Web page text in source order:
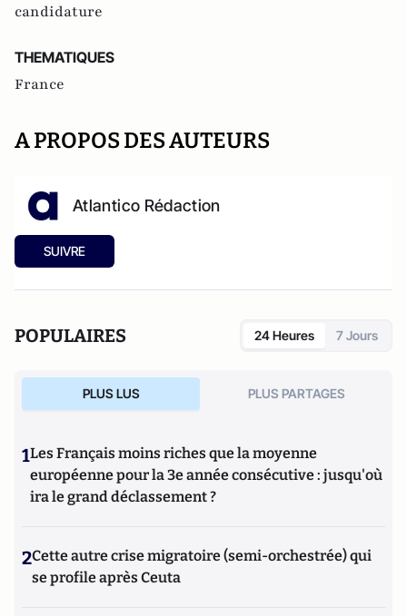
candidature
THEMATIQUES
France
A PROPOS DES AUTEURS
Atlantico Rédaction
SUIVRE
POPULAIRES 24 Heures 7 Jours
PLUS LUS PLUS PARTAGES
1Les Français moins riches que la moyenne
européenne pour la 3e année consécutive : jusqu'où
ira le grand déclassement ?
2Cette autre crise migratoire (semi-orchestrée) qui
se profile après Ceuta